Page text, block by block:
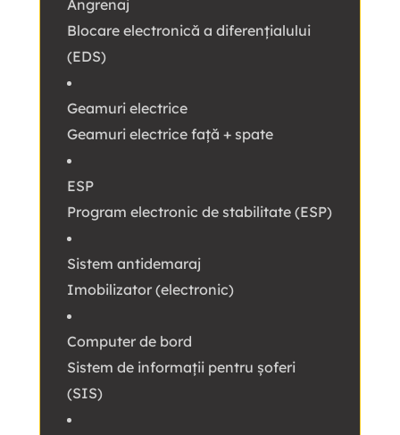
Angrenaj
Blocare electronică a diferențialului
(EDS)
Geamuri electrice
Geamuri electrice față + spate
ESP
Program electronic de stabilitate (ESP)
Sistem antidemaraj
Imobilizator (electronic)
Computer de bord
Sistem de informații pentru șoferi
(SIS)